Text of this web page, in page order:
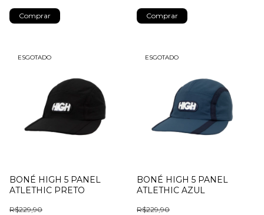
Comprar Comprar
ESGOTADO
BONÉ HIGH 5 PANEL
ATLETHIC PRETO
R$229,90
ESGOTADO
BONÉ HIGH 5 PANEL
ATLETHIC AZUL
R$229,90